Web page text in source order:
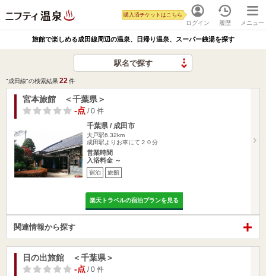
ログイン
購入済チケットはこちら
履歴 メニュー
旅館で楽しめる成田線周辺の温泉、日帰り温泉、スーパー銭湯を探す
駅名で探す
"成田線"の検索結果22 件
宮本旅館 ＜千葉県＞
-点 / 0 件
千葉県 / 成田市
大戸駅6.32km
成田駅よりお車にて２０分
営業時間
入浴料金 ～
宿泊 旅館
楽天トラベルの宿泊プランを見る
関連情報から探す
日の出旅館 ＜千葉県＞
-点 / 0 件